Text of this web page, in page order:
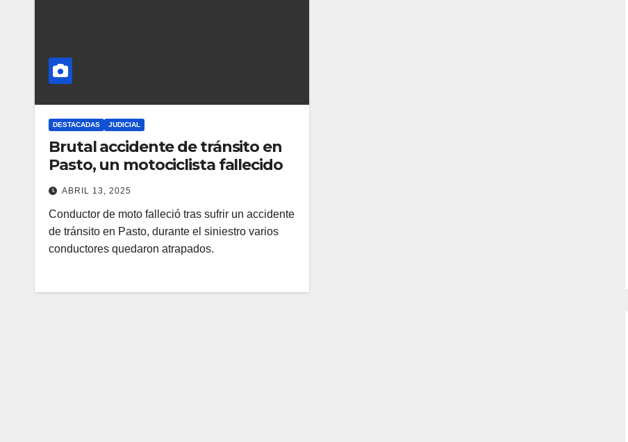
DESTACADAS JUDICIAL
Brutal accidente de tránsito en
Pasto, un motociclista fallecido
ABRIL 13, 2025
Conductor de moto falleció tras sufrir un accidente
de tránsito en Pasto, durante el siniestro varios
conductores quedaron atrapados.